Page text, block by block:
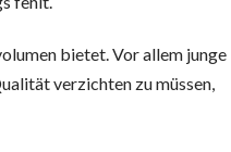
bietet. Vor allem junge
verzichten zu müssen,